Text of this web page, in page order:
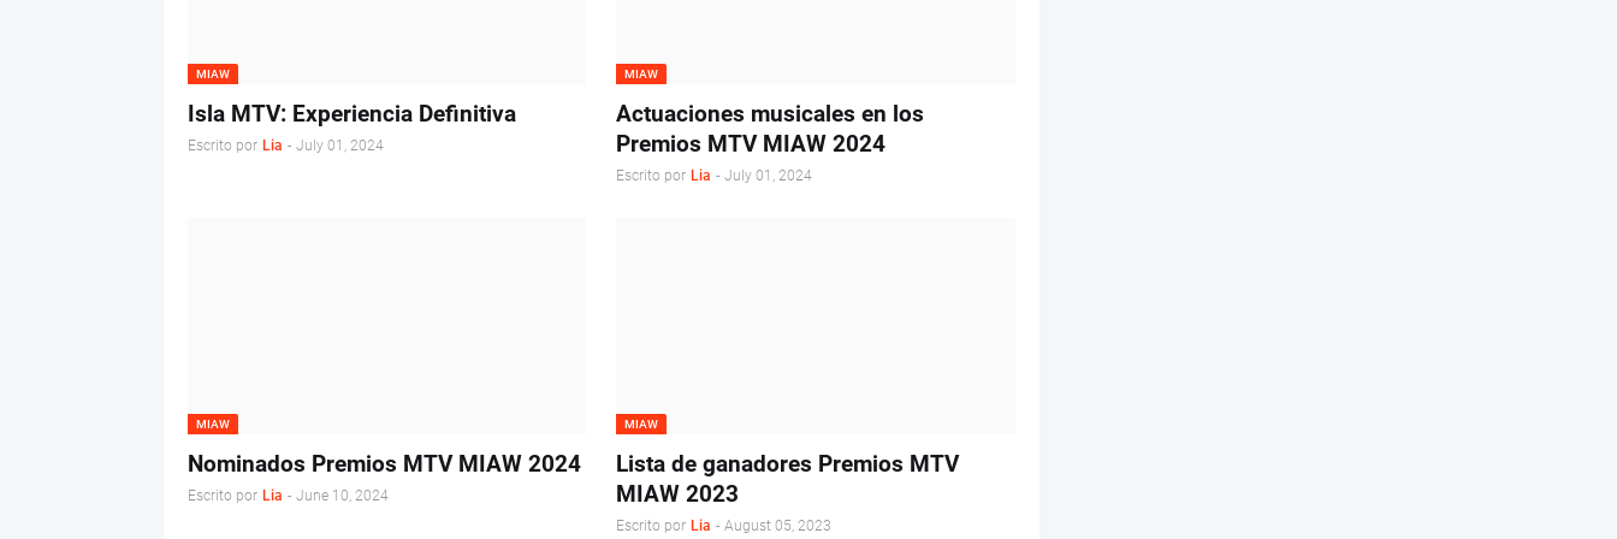
MIAW
Isla MTV: Experiencia Definitiva
Escrito por Lia - July 01, 2024
MIAW
Actuaciones musicales en los
Premios MTV MIAW 2024
Escrito por Lia - July 01, 2024
MIAW
Nominados Premios MTV MIAW 2024
Escrito por Lia - June 10, 2024
MIAW
Lista de ganadores Premios MTV
MIAW 2023
Escrito por Lia - August 05, 2023